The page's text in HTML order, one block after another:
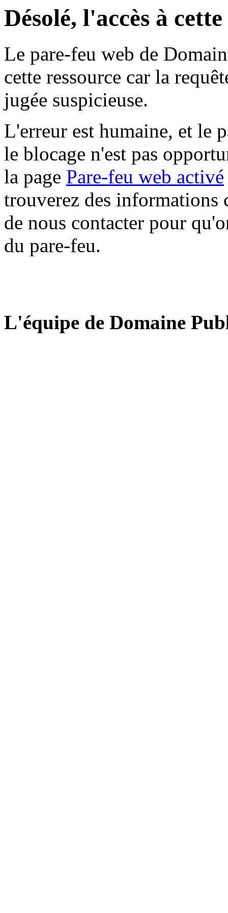
Désolé, l'accès à
Le pare-feu web de
cette ressource car la
jugée suspicieuse.
L'erreur est humaine, et le
le blocage n'est pas
la page Pare-feu web activé
trouverez des informations
de nous contacter pour
du pare-feu.
L'équipe de Domaine